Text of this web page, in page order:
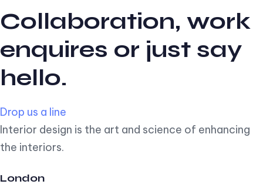
Collaboration, work
enquires or just say
hello.
Drop us a line
Interior design is the art and science of enhancing
the interiors.
London